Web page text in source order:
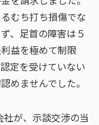
むち打ち損傷でな
、足首の障害は５
益を極めて制限
定を受けていない
めませんでした。
が、示談交渉の当